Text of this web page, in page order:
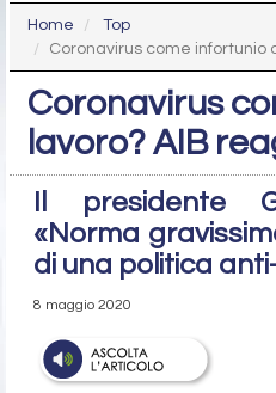
Home
Top
Coronavirus come infortunio
Coronavirus
lavoro? AIB
Il presidente
«Norma
di una politica
8 maggio 2020